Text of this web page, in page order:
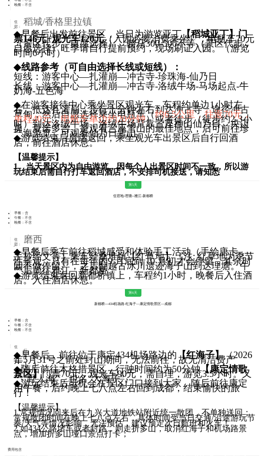
晚餐：不含
住
宿：
稻城/香格里拉镇
行
程：
◆早餐后出发前往景区，当日为游览亚丁【稻城亚丁】门
票146元+观光车120元（入园必要消费乘坐），电瓶车70元
（景区代步，自愿选择）、骑马300-500不等（景区代步，
自愿选择）旺季请自行提前预约，现场刷证入园。（游览
时间6小时）
◆线路参考（可自由选择长线或短线）：
短线：游客中心—扎灌崩—冲古寺-珍珠海-仙乃日
长线：游客中心—扎灌崩—冲古寺-洛绒牛场-马场起点-牛
奶海-五色海
◆在游客接待中心乘坐景区观光车，车程约单边1小时左
右，抵达扎灌崩，步行十分钟左右到达冲古寺，途径冲古
草甸，然后自愿选择乘坐电瓶车（约6.5公里，往返70元，
单程40元，电瓶车单边约20分钟）或者徒步（徒步约2-3小
时）到达洛绒牛场，洛绒牛场背靠三座神山仙乃日、央迈
勇、夏诺多吉，是观看三座雪山的最佳地点，后可前往珍
珠海游览，可观看仙乃日雪山。
◆游览结束后原路返回，乘坐观光车出景区后自行回酒
店，前往酒店休息。
【温馨提示】
1、当天景区内为自由游览，因每个人出景区时间不一致，所以游
玩结束后需自行打车返回酒店，不安排司机接送，请知悉
第5天
住宿地-理塘--雅江-新都桥
早餐：含
午餐：不含
晚餐：不含
住
宿：
磨西
行
程：
◆早餐后乘车前往稻城感受和体验手工活动（手绘唐卡，
手抄经文等）乘车经桑堆镇【红草地】《注: 红草地为季节
性景观，只有在每年的9 月底到 10 月初才会停留，其余时
间不做停留》，之后翻越古冰川遗迹海子山到达理塘。午
餐后前往雅江、新都桥。
◆游览结束返回新都桥镇上，车程约1小时，晚餐后入住酒
店。入住酒店休息。
第6天
新都桥---434机场路-红海子—康定情歌景区—成都
早餐：含
午餐：不含
晚餐：不含
住
宿：
行
程：
◆早餐后，前往位于康定434机场路边的 【红海子】（2026
年5月31号之前处封山期间，无法前往，故无清洁费产
生）），
◆随后前往木格措景区，行驶时间约为50分钟【康定情歌
景区】门票70元，观光车90元，需自理，游览3.5小时。又
称“野人海”，也名“大海子”。
◆游玩结束后司机会在景区门口接到大家，随后前往康定
用午餐，后约晚上七八点左右回到成都，结束愉快的旅
行！
【温馨提示】
1 常规情况回来后在九兴大道地铁站附近统一散团，不单独送回；
常规散团时间在晚上七八点左右，具体时间受当日交通/沿途游玩节
奏/天气等情况影响，无法预估，建议预定次日航班和火车！
2 如434公路堵车或者封路，则走折多山，取消红海子和机场路景
点，增加折多山垭口景点打卡；
费用包含